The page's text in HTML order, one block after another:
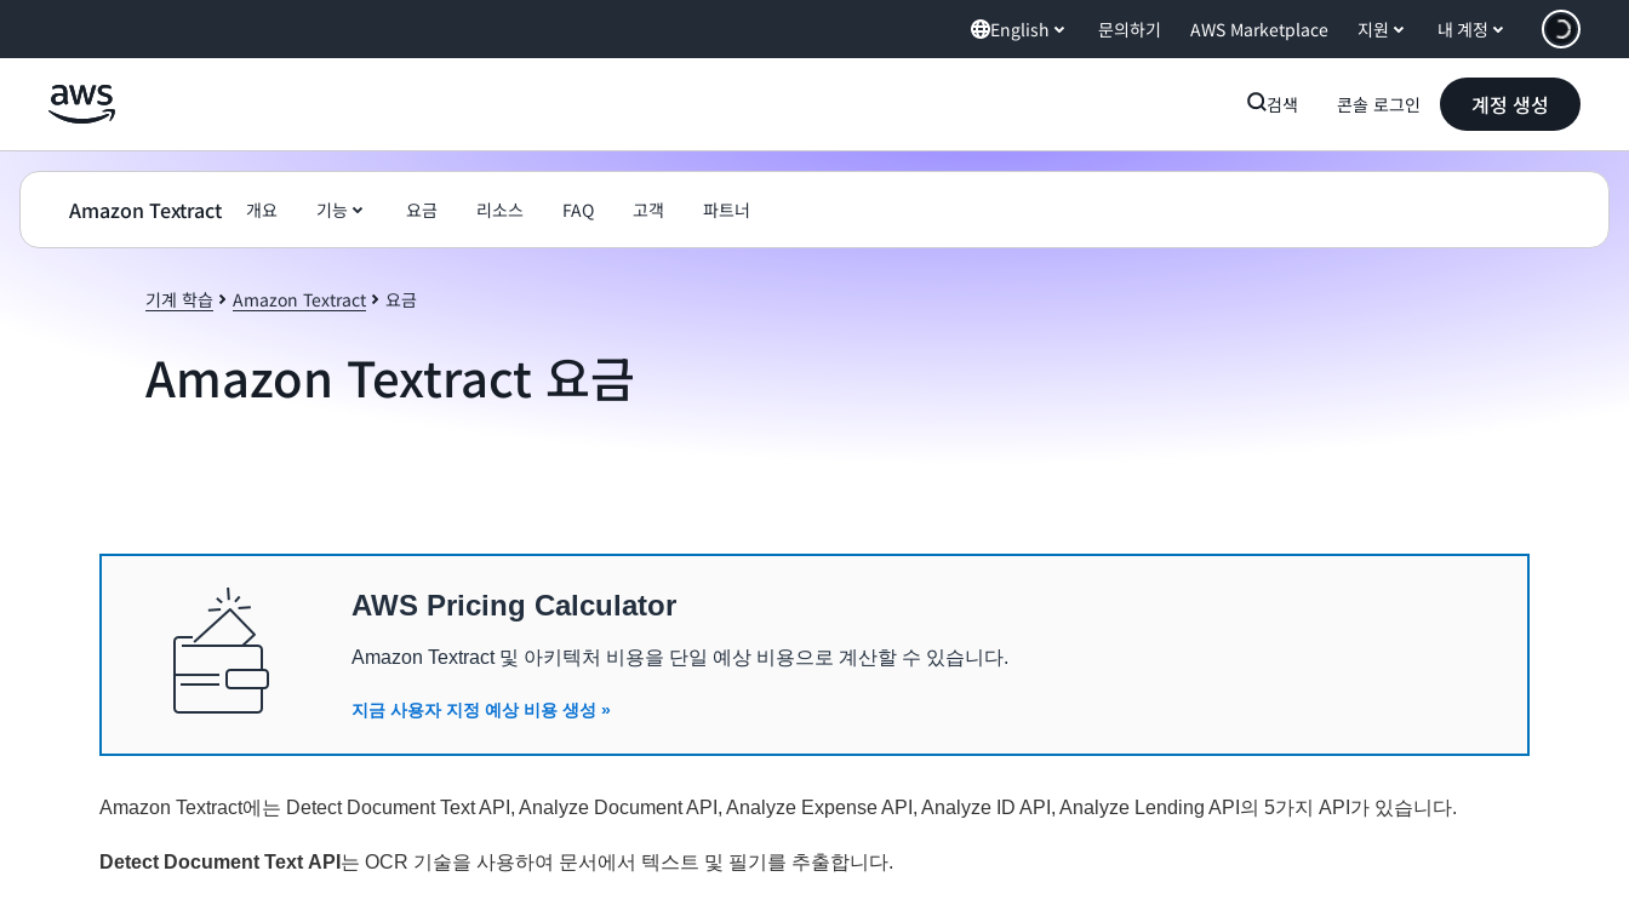
English 문의하기 AWS Marketplace 지원 내 계정
검색 콘솔 로그인 계정 생성
Amazon Textract 개요 기능 요금 리소스 FAQ 고객 파트너
기계 학습 Amazon Textract 요금
Amazon Textract 요금
AWS Pricing Calculator
Amazon Textract 및 아키텍처 비용을 단일 예상 비용으로 계산할 수 있습니다.
지금 사용자 지정 예상 비용 생성 »
Amazon Textract에는 Detect Document Text API, Analyze Document API, Analyze Expense API, Analyze ID API, Analyze Lending API의 5가지 API가 있습니다.
Detect Document Text API 는 OCR 기술을 사용하여 문서에서 텍스트 및 필기를 추출합니다.